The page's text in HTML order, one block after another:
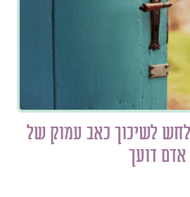
לשיכוך כאב עמוק של
אדם דועך